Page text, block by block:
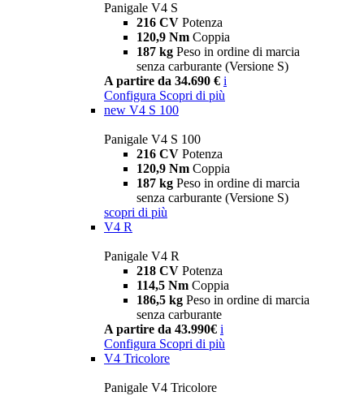
Panigale V4 S
216 CV Potenza
120,9 Nm Coppia
187 kg Peso in ordine di marcia
senza carburante (Versione S)
A partire da 34.690 € i
Configura Scopri di più
new V4 S 100
Panigale V4 S 100
216 CV Potenza
120,9 Nm Coppia
187 kg Peso in ordine di marcia
senza carburante (Versione S)
scopri di più
V4 R
Panigale V4 R
218 CV Potenza
114,5 Nm Coppia
186,5 kg Peso in ordine di marcia
senza carburante
A partire da 43.990€ i
Configura Scopri di più
V4 Tricolore
Panigale V4 Tricolore